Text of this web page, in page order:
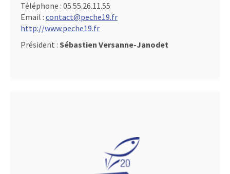
Téléphone : 05.55.26.11.55
Email : contact@peche19.fr
http://www.peche19.fr
Président : Sébastien Versanne-Janodet